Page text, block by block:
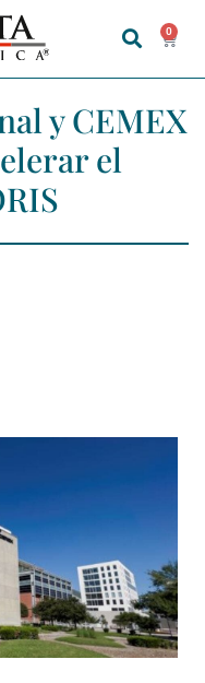
0
y CEMEX
el